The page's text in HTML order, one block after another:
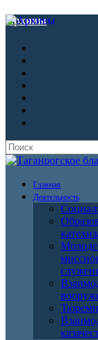
Архивы
Главная
Деятельность